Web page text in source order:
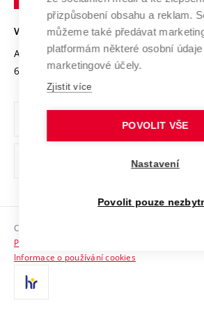
Open Science
Projekty
Projekty ze strukturálních fondů
Specifický výzkum
Univerzitní sítě
Bezpečná univerzita
Vyznamenání
Organizační struktura
Ochrana osobních údajů
odkaz)
Sociální bezpečí
HR Award
Kontakty
VYSOKÉ UČENÍ TECHNICKÉ V BRNĚ
Antonínská 548/1
602 00 Brno
www.vut.cz
vut@vutbr.cz
Copyright © 2026 VUT
Prohlášení o přístupnosti
Informace o používání cookies
přizpůsobení obsahu a reklam.
můžeme také předávat
platformám některé osobní
marketingové účely.
Zjistit více
POVOLIT VŠE
Nastavení
Povolit pouze